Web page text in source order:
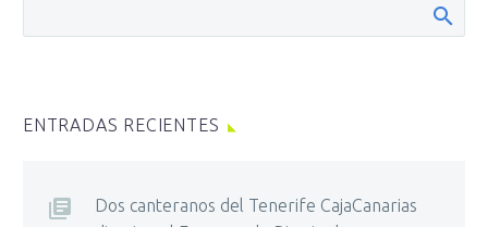
ENTRADAS RECIENTES
Dos canteranos del Tenerife CajaCanarias